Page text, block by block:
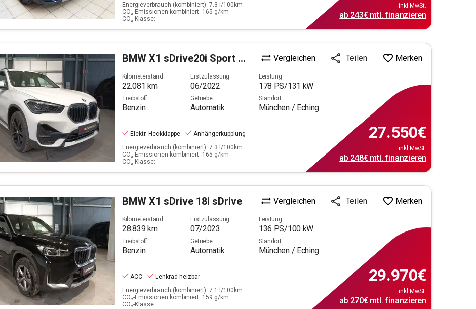
Energieverbrauch (kombiniert): 7.3 l/100km
CO₂-Emissionen kombiniert: 165 g/km
CO₂-Klasse:
inkl.MwSt.
ab 243€mtl. finanzieren
BMW X1 sDrive20i Sport Line Vergleichen Teilen Merken
Kilometerstand
22.081 km
Erstzulassung
06/2022
Leistung
178 PS/131 kW
Treibstoff
Benzin
Getriebe
Automatik
Standort
München / Eching
Elektr. Heckklappe
Anhängerkupplung
Energieverbrauch (kombiniert): 7.3 l/100km
CO₂-Emissionen kombiniert: 165 g/km
CO₂-Klasse:
27.550€
inkl.MwSt.
ab 248€mtl. finanzieren
BMW X1 sDrive 18i sDrive Vergleichen Teilen Merken
Kilometerstand
28.839km
Erstzulassung
07/2023
Leistung
136 PS/100 kW
Treibstoff
Benzin
Getriebe
Automatik
Standort
München / Eching
ACC
Lenkrad heizbar
Energieverbrauch (kombiniert): 7.1 l/100km
CO₂-Emissionen kombiniert: 159 g/km
CO₂-Klasse:
29.970€
inkl.MwSt.
ab 270€mtl. finanzieren